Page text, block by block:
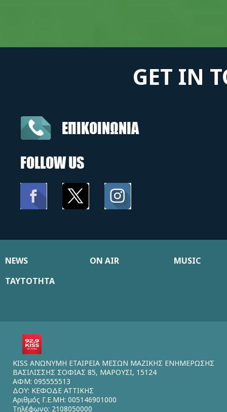
GET IN
ΕΠΙΚΟΙΝΩΝΙΑ
FOLLOW US
NEWS ON AIR
MUSIC
ΤΑΥΤΟΤΗΤΑ
KISS ΑΝΩΝΥΜΗ ΕΤΑΙΡΕΙΑ ΜΕΣΩΝ ΜΑΖΙΚΗΣ ΕΝΗΜΕΡΩΣΗΣ
ΒΑΣΙΛΙΣΣΗΣ ΣΟΦΙΑΣ 85, ΜΑΡΟΥΣΙ, 15124
ΑΦΜ: 095555513
ΔΟΥ: ΚΕΦΟΔΕ ΑΤΤΙΚΗΣ
Αριθμός Γ.Ε.ΜΗ: 005146901000
Τηλέφωνο: 2108050000